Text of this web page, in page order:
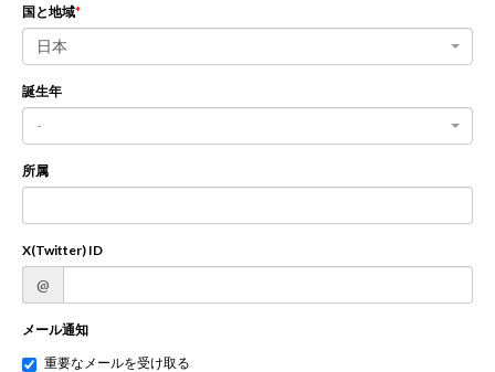
国と地域
日本
誕生年
-
所属
X(Twitter) ID
@
メール通知
重要なメールを受け取る